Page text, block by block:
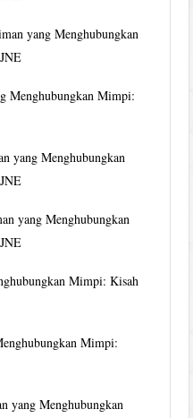
yang Menghubungkan
Menghubungkan Mimpi:
yang Menghubungkan
yang Menghubungkan
Mimpi: Kisah
Mimpi:
yang Menghubungkan